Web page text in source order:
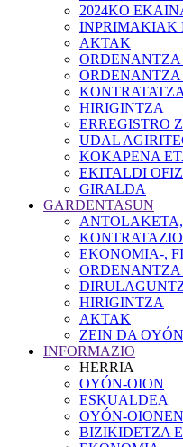
2024KO
INPRIMAKIAK
AKTAK
HIRIGINTZA
ERREGISTRO
UDAL
KOKAPENA
EKITALDI
GIRALDA
GARDENTASUN
EKONOMIA-,
HIRIGINTZA
AKTAK
ZEIN DA
INFORMAZIO
HERRIA
OYÓN-OION
ESKUALDEA
OYÓN-
BIZIKIDETZA